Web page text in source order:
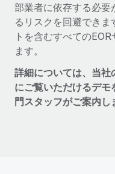
部業者に依存する必要
るリスクを回避でき
トを含むすべての
ます。
詳細については、当社
にご覧いただけるデモ
門スタッフがご案内し